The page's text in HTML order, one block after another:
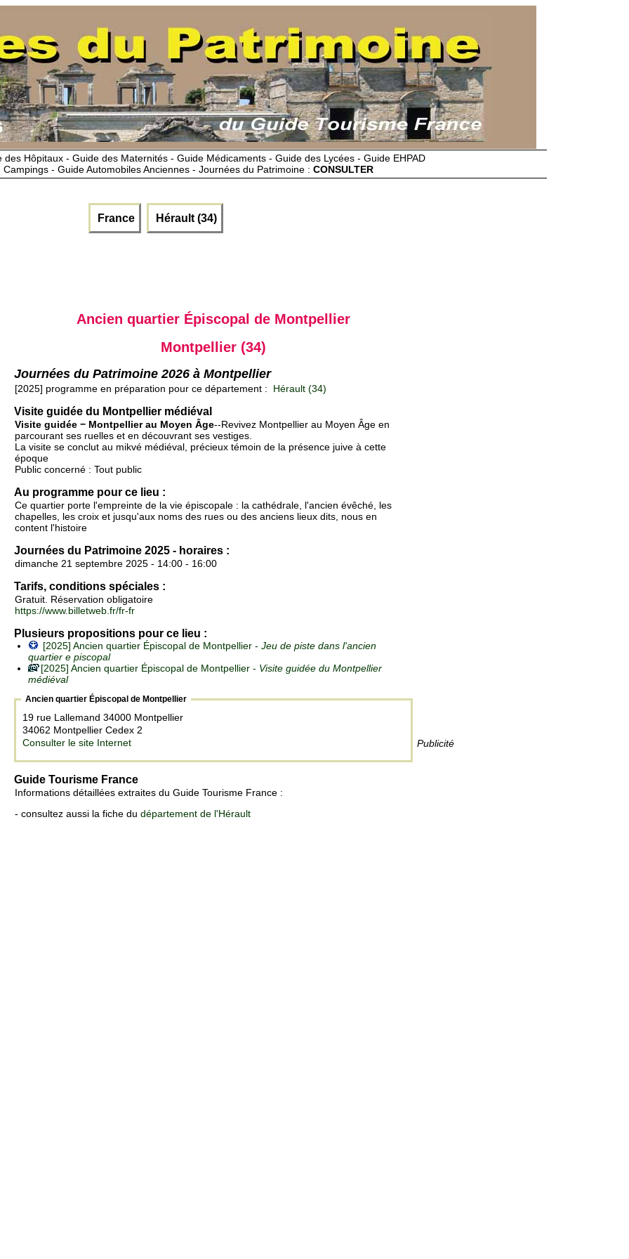
Hôpitaux - Guide des Maternités - Guide Médicaments - Guide des Lycées - Guide EHPAD
- Guide Automobiles Anciennes - Journées du Patrimoine : CONSULTER
France Hérault (34)
Publicité
Ancien quartier Épiscopal de Montpellier
Montpellier (34)
Journées du Patrimoine 2026 à Montpellier
[2025] programme en préparation pour ce département : Hérault (34)
Visite guidée du Montpellier médiéval
Visite guidée − Montpellier au Moyen Âge--Revivez Montpellier au Moyen Âge en
parcourant ses ruelles et en découvrant ses vestiges.
La visite se conclut au mikvé médiéval, précieux témoin de la présence juive à cette
époque
Public concerné : Tout public
Au programme pour ce lieu :
Ce quartier porte l'empreinte de la vie épiscopale : la cathédrale, l'ancien évêché, les
chapelles, les croix et jusqu'aux noms des rues ou des anciens lieux dits, nous en
content l'histoire
Journées du Patrimoine 2025 - horaires :
dimanche 21 septembre 2025 - 14:00 - 16:00
Tarifs, conditions spéciales :
Gratuit. Réservation obligatoire
https://www.billetweb.fr/fr-fr
Plusieurs propositions pour ce lieu :
[2025] Ancien quartier Épiscopal de Montpellier - Jeu de piste dans l'ancien
quartier e piscopal
[2025] Ancien quartier Épiscopal de Montpellier - Visite guidée du Montpellier
médiéval
Ancien quartier Épiscopal de Montpellier
19 rue Lallemand 34000 Montpellier
34062 Montpellier Cedex 2
Consulter le site Internet
Guide Tourisme France
Informations détaillées extraites du Guide Tourisme France :
- consultez aussi la fiche du département de l'Hérault